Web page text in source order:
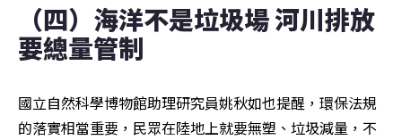
（四）海洋不是垃圾場 河川排放
要總量管制
國立自然科學博物館助理研究員姚秋如也提醒，環保法規
的落實相當重要，民眾在陸地上就要無塑、垃圾減量，不